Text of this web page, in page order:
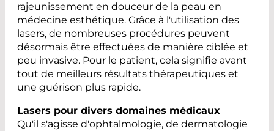
rajeunissement en douceur de la peau en
médecine esthétique. Grâce à l'utilisation des
lasers, de nombreuses procédures peuvent
désormais être effectuées de manière ciblée et
peu invasive. Pour le patient, cela signifie avant
tout de meilleurs résultats thérapeutiques et
une guérison plus rapide.
Lasers pour divers domaines médicaux
Qu'il s'agisse d'ophtalmologie, de dermatologie